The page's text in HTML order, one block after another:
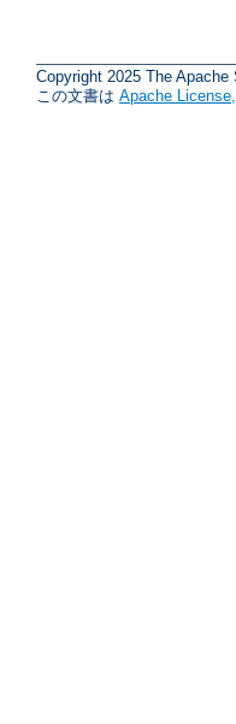
Copyright 2025 The Apache
この文書は Apache